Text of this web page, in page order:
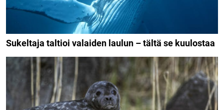
Sukeltaja taltioi valaiden laulun – tältä se kuulostaa